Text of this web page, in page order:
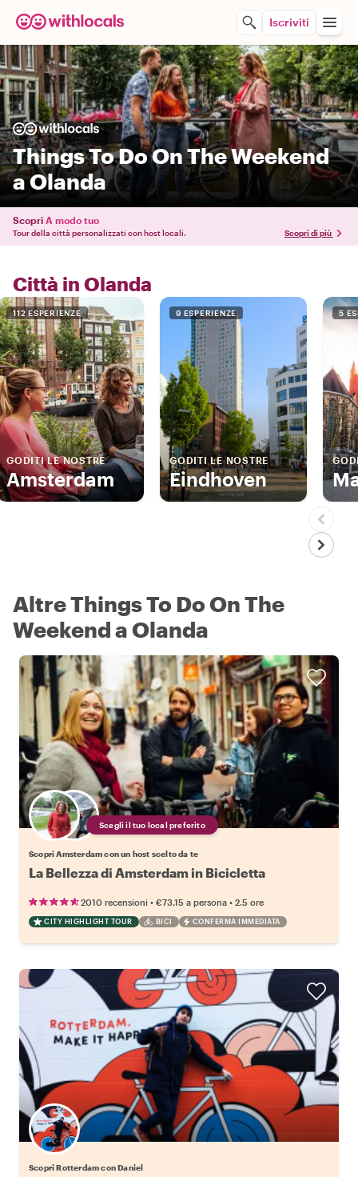
Iscriviti
Things To Do On The Weekend
a Olanda
Scopri A modo tuo
Tour della città personalizzati con host locali. Scopri di più
Città in Olanda
112 ESPERIENZE
GODITI LE NOSTRE
Amsterdam
9 ESPERIENZE
GODITI LE NOSTRE
Eindhoven
5
Altre Things To Do On The
Weekend a Olanda
Scegli il tuo local preferito
Scopri Amsterdam con un host scelto da te
La Bellezza di Amsterdam in Bicicletta
2010 recensioni • €73.15 a persona • 2.5 ore
CITY HIGHLIGHT TOUR BICI CONFERMA IMMEDIATA
Scopri Rotterdam con Daniel